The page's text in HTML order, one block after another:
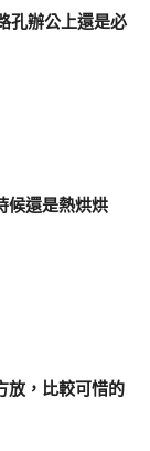
孔辦公上還是必
候還是熱烘烘
放，比較可惜的